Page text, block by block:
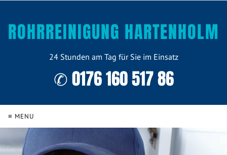
ROHRREINIGUNG HARTENHOLM
24 Stunden am Tag für Sie im Einsatz
✆ 0176 160 517 86
≡ MENU